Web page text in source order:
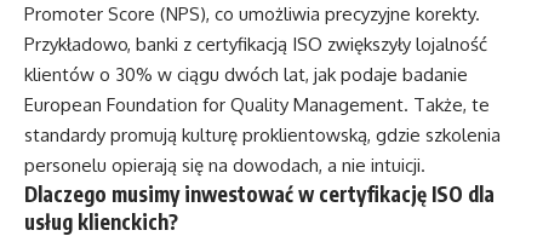
Promoter Score (NPS), co umożliwia precyzyjne korekty.
Przykładowo, banki z certyfikacją ISO zwiększyły lojalność
klientów o 30% w ciągu dwóch lat, jak podaje badanie
European Foundation for Quality Management. Także, te
standardy promują kulturę proklientowską, gdzie szkolenia
personelu opierają się na dowodach, a nie intuicji.
Dlaczego musimy inwestować w certyfikację ISO dla
usług klienckich?